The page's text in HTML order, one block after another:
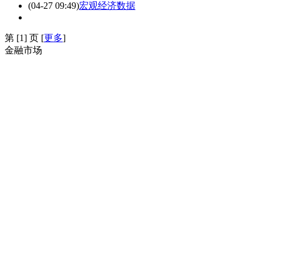
(04-27 09:49)宏观经济数据
第 [1] 页 [更多]
金融市场